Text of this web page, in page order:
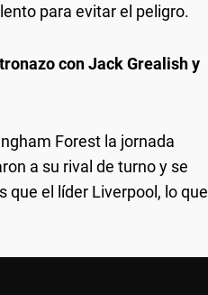
para evitar el peligro.
con Jack Grealish y
Forest la jornada
a su rival de turno y se
que el líder Liverpool, lo que